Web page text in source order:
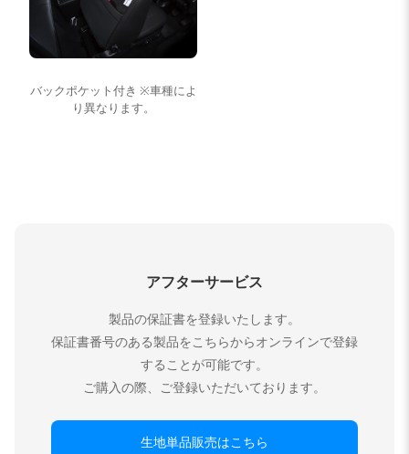
バックポケット付き ※車種によ
り異なります。
アフターサービス
製品の保証書を登録いたします。
保証書番号のある製品をこちらからオンラインで登録
することが可能です。
ご購入の際、ご登録いただいております。
生地単品販売はこちら